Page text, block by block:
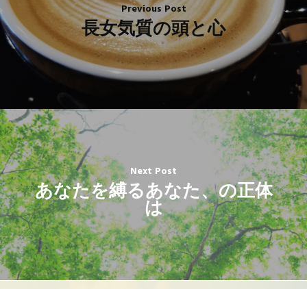
Previous Post
長女気質の頭と心
Next Post
あなたを縛るあなた、の正体
は